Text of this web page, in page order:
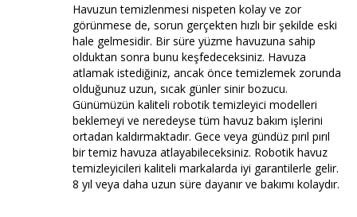
Havuzun temizlenmesi nispeten kolay ve zor
görünmese de, sorun gerçekten hızlı bir şekilde eski
hale gelmesidir. Bir süre yüzme havuzuna sahip
olduktan sonra bunu keşfedeceksiniz. Havuza
atlamak istediğiniz, ancak önce temizlemek zorunda
olduğunuz uzun, sıcak günler sinir bozucu.
Günümüzün kaliteli robotik temizleyici modelleri
beklemeyi ve neredeyse tüm havuz bakım işlerini
ortadan kaldırmaktadır. Gece veya gündüz pırıl pırıl
bir temiz havuza atlayabileceksiniz. Robotik havuz
temizleyicileri kaliteli markalarda iyi garantilerle gelir.
8 yıl veya daha uzun süre dayanır ve bakımı kolaydır.